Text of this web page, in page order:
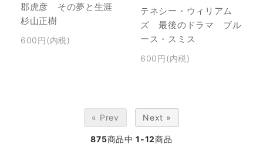
郡虎彦 その夢と生涯
杉山正樹
600円(内税)
テネシー・ウィリアム
ズ 最後のドラマ ブル
ース・スミス
600円(内税)
« Prev Next »
875商品中 1-12商品